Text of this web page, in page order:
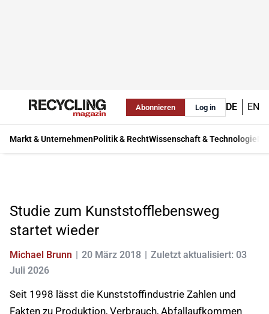
Abonnieren Log in DE EN
Markt & UnternehmenPolitik & RechtWissenschaft & Technologie
Studie zum Kunststofflebensweg
startet wieder
Michael Brunn 20 März 2018
Zuletzt aktualisiert: 03
Juli 2026
Seit 1998 lässt die Kunststoffindustrie Zahlen und
Fakten zu Produktion, Verbrauch, Abfallaufkommen